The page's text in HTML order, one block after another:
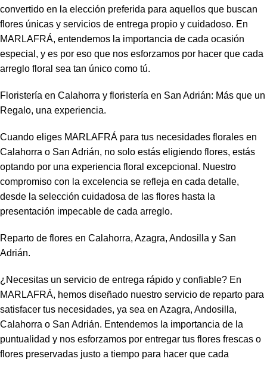
convertido en la elección preferida para aquellos que buscan
flores únicas y servicios de entrega propio y cuidadoso. En
MARLAFRÁ, entendemos la importancia de cada ocasión
especial, y es por eso que nos esforzamos por hacer que cada
arreglo floral sea tan único como tú.
Floristería en Calahorra y floristería en San Adrián: Más que un
Regalo, una experiencia.
Cuando eliges MARLAFRÁ para tus necesidades florales en
Calahorra o San Adrián, no solo estás eligiendo flores, estás
optando por una experiencia floral excepcional. Nuestro
compromiso con la excelencia se refleja en cada detalle,
desde la selección cuidadosa de las flores hasta la
presentación impecable de cada arreglo.
Reparto de flores en Calahorra, Azagra, Andosilla y San
Adrián.
¿Necesitas un servicio de entrega rápido y confiable? En
MARLAFRÁ, hemos diseñado nuestro servicio de reparto para
satisfacer tus necesidades, ya sea en Azagra, Andosilla,
Calahorra o San Adrián. Entendemos la importancia de la
puntualidad y nos esforzamos por entregar tus flores frescas o
flores preservadas justo a tiempo para hacer que cada